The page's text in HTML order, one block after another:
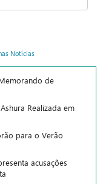
Notícias
de
Realizada em
para o Verão
acusações